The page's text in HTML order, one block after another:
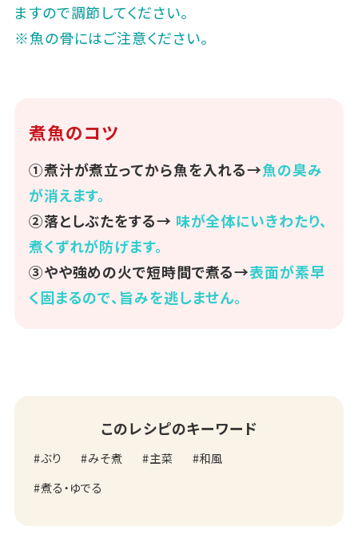
ますので調節してください。
※魚の骨にはご注意ください。
煮魚のコツ
①煮汁が煮立ってから魚を入れる→魚の臭み
が消えます。
②落としぶたをする→ 味が全体にいきわたり、
煮くずれが防げます。
③やや強めの火で短時間で煮る→表面が素早
く固まるので、旨みを逃しません。
このレシピのキーワード
ぶり みそ煮 主菜
和風
煮る・ゆでる